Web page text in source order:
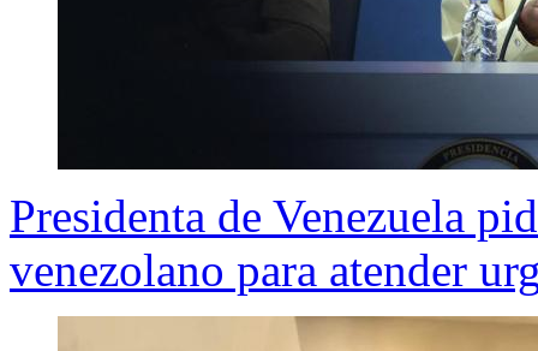
Presidenta de Venezuela
venezolano para atender